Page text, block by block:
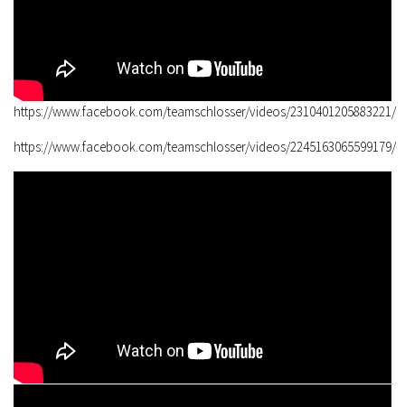
https://www.facebook.com/teamschlosser/videos/2310401205883221/
https://www.facebook.com/teamschlosser/videos/2245163065599179/